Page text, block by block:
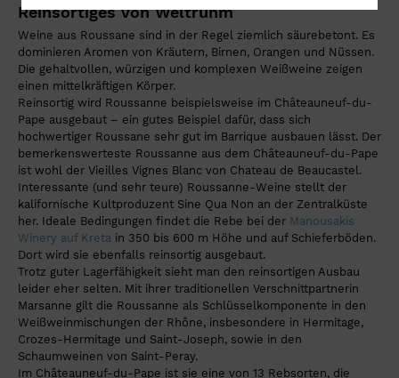
Reinsortiges von Weltruhm
Weine aus Roussane sind in der Regel ziemlich säurebetont. Es
dominieren Aromen von Kräutern, Birnen, Orangen und Nüssen.
Die gehaltvollen, würzigen und komplexen Weißweine zeigen
einen mittelkräftigen Körper.
Reinsortig wird Roussanne beispielsweise im Châteauneuf-du-
Pape ausgebaut – ein gutes Beispiel dafür, dass sich
hochwertiger Roussane sehr gut im Barrique ausbauen lässt. Der
bemerkenswerteste Roussanne aus dem Châteauneuf-du-Pape
ist wohl der Vieilles Vignes Blanc von Chateau de Beaucastel.
Interessante (und sehr teure) Roussanne-Weine stellt der
kalifornische Kultproduzent Sine Qua Non an der Zentralküste
her. Ideale Bedingungen findet die Rebe bei der Manousakis
Winery auf Kreta in 350 bis 600 m Höhe und auf Schieferböden.
Dort wird sie ebenfalls reinsortig ausgebaut.
Trotz guter Lagerfähigkeit sieht man den reinsortigen Ausbau
leider eher selten. Mit ihrer traditionellen Verschnittpartnerin
Marsanne gilt die Roussanne als Schlüsselkomponente in den
Weißweinmischungen der Rhône, insbesondere in Hermitage,
Crozes-Hermitage und Saint-Joseph, sowie in den
Schaumweinen von Saint-Peray.
Im Châteauneuf-du-Pape ist sie eine von 13 Rebsorten, die